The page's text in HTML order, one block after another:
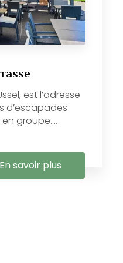
est l’adresse
d’escapades
groupe....
savoir plus